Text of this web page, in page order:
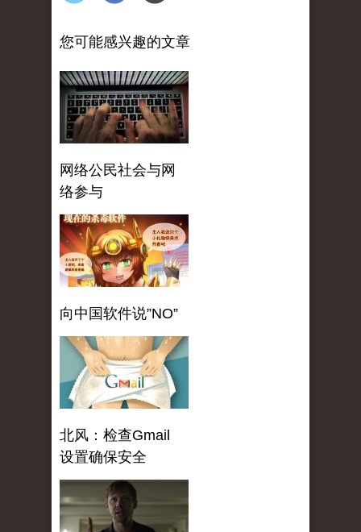
您可能感兴趣的文章
网络公民社会与网
络参与
向中国软件说”NO”
北风：检查Gmail
设置确保安全